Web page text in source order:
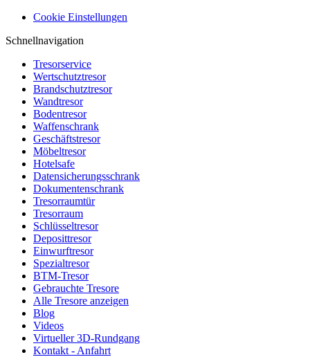
Cookie Einstellungen
Schnellnavigation
Tresorservice
Wertschutztresor
Brandschutztresor
Wandtresor
Bodentresor
Waffenschrank
Geschäftstresor
Möbeltresor
Hotelsafe
Datensicherungsschrank
Dokumentenschrank
Tresorraumtür
Tresorraum
Schlüsseltresor
Deposittresor
Einwurftresor
Spezialtresor
BTM-Tresor
Gebrauchte Tresore
Alle Tresore anzeigen
Blog
Videos
Virtueller 3D-Rundgang
Kontakt - Anfahrt